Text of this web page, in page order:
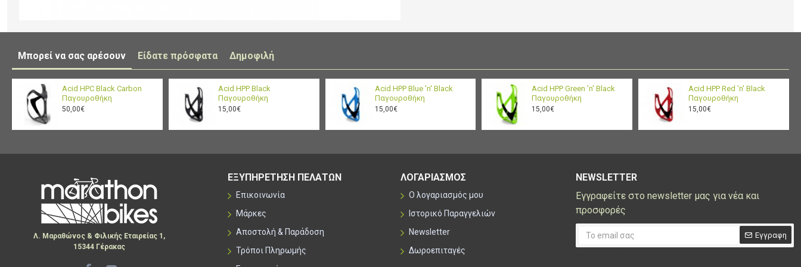
Material
BPA-Free TruTaste™
Polypropylene
99 gm
Μπορεί να σας αρέσουν Είδατε πρόσφατα Δημοφιλή
Acid HPC Black Carbon
Παγουροθήκη
50,00€
Acid HPP Black
Παγουροθήκη
15,00€
Acid HPP Blue 'n' Black
Παγουροθήκη
15,00€
Acid HPP Green 'n' Black
Παγουροθήκη
15,00€
Acid HPP Red 'n' Black
Παγουροθήκη
15,00€
Λ. Μαραθώνος & Φιλικής Εταιρείας 1,
15344 Γέρακας
ΕΞΥΠΗΡΕΤΗΣΗ ΠΕΛΑΤΩΝ
Επικοινωνία
Μάρκες
Αποστολή & Παράδοση
Τρόποι Πληρωμής
ΛΟΓΑΡΙΑΣΜΟΣ
Ο λογαριασμός μου
Ιστορικό Παραγγελιών
Newsletter
Δωροεπιταγές
NEWSLETTER
Εγγραφείτε στο newsletter μας για νέα και
προσφορές
Εγγραφη